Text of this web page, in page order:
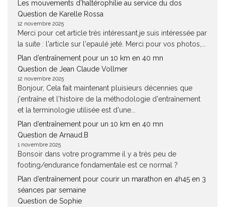
Les mouvements d’haltérophilie au service du dos
Question de Karelle Rossa
12 novembre 2025
Merci pour cet article très intéressant.je suis intéressée par
la suite : l'article sur l'epaulé jeté. Merci pour vos photos,...
Plan d’entraînement pour un 10 km en 40 mn
Question de Jean Claude Vollmer
12 novembre 2025
Bonjour, Cela fait maintenant pluisieurs décennies que
j'entraîne et l'histoire de la méthodologie d'entraînement
et la terminologie utilisée est d'une...
Plan d’entraînement pour un 10 km en 40 mn
Question de Arnaud.B
1 novembre 2025
Bonsoir dans votre programme il y a très peu de
footing/endurance fondamentale est ce normal ?
Plan d’entraînement pour courir un marathon en 4h45 en 3
séances par semaine
Question de Sophie